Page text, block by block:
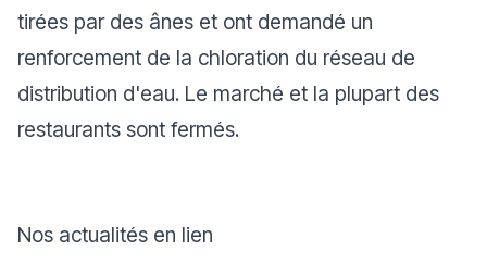
tirées par des ânes et ont demandé un
renforcement de la chloration du réseau de
distribution d'eau. Le marché et la plupart des
restaurants sont fermés.
Nos actualités en lien